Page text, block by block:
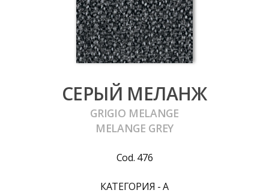
СЕРЫЙ МЕЛАНЖ
GRIGIO MELANGE
MELANGE GREY
Cod. 476
КАТЕГОРИЯ - A